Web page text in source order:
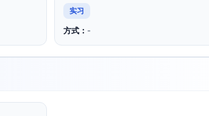
实习
方式： -